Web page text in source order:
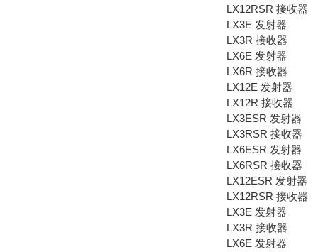
LX12RSR 接收器
LX3E 发射器
LX3R 接收器
LX6E 发射器
LX6R 接收器
LX12E 发射器
LX12R 接收器
LX3ESR 发射器
LX3RSR 接收器
LX6ESR 发射器
LX6RSR 接收器
LX12ESR 发射器
LX12RSR 接收器
LX3E 发射器
LX3R 接收器
LX6E 发射器